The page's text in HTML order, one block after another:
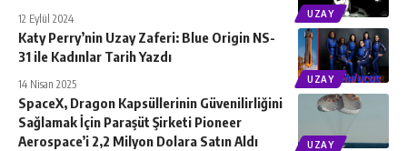
UZAY
12 Eylül 2024
UZAY
Katy Perry’nin Uzay Zaferi: Blue Origin NS-
31 ile Kadınlar Tarih Yazdı
14 Nisan 2025
UZAY
SpaceX, Dragon Kapsüllerinin Güvenilirliğini
Sağlamak İçin Paraşüt Şirketi Pioneer
Aerospace’i 2,2 Milyon Dolara Satın Aldı